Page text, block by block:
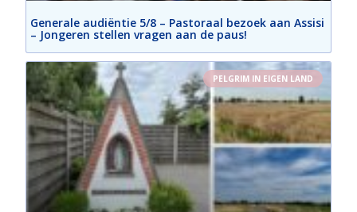
Generale audiëntie 5/8 – Pastoraal bezoek aan Assisi
– Jongeren stellen vragen aan de paus!
PELGRIM IN EIGEN LAND